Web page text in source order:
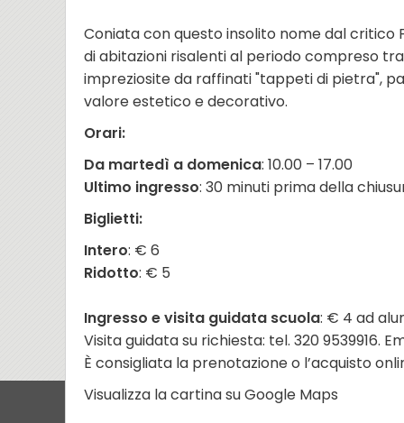
Coniata con questo insolito nome dal critico
di abitazioni risalenti al periodo compreso
impreziosite da raffinati "tappeti di pietra",
valore estetico e decorativo.
Orari:
Da martedì a domenica: 10.00 – 17.00
Ultimo ingresso: 30 minuti prima della
Biglietti:
Intero: € 6
Ridotto: € 5
Ingresso e visita guidata scuola: € 4 ad
Visita guidata su richiesta: tel. 320 9539916.
È consigliata la prenotazione o l’acquisto
Visualizza la cartina su Google Maps